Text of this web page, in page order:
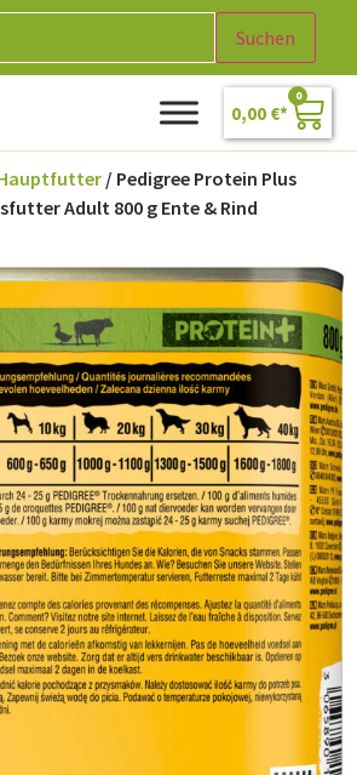
Suchen
0,00 €
0
/ Pedigree Protein Plus
Adult 800 g Ente & Rind